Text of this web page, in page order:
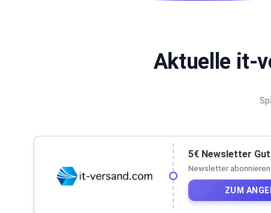
Aktuelle it-
5€ Newsletter
Newsletter
ZUM